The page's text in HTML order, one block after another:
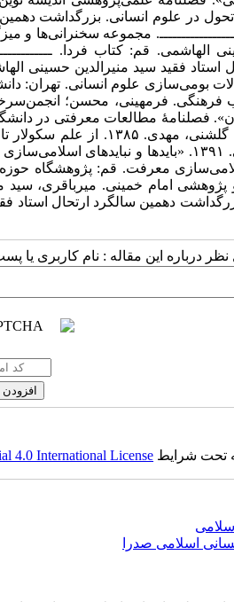
در علوم انسانی. بزرگداشت
مجموعه
الهاشمی. قم: کتاب فردا.
تهران: انتشارات علمیه
اردکان، محمدعلی؛ مصباح، علی. ۱۳۹۱.
دهمین سالگرد ارتحال استاد
نظر درباره این مقاله : نام کاربری یا
تحت شرایط 4.0 International License
اسلامی صدرا